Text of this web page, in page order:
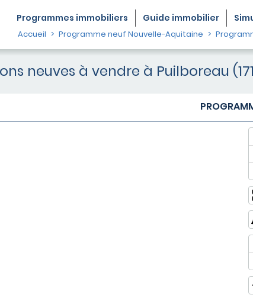
Programmes immobiliers Guide immobilier
Accueil Programme neuf Nouvelle-Aquitaine
neuves à vendre à Puilboreau